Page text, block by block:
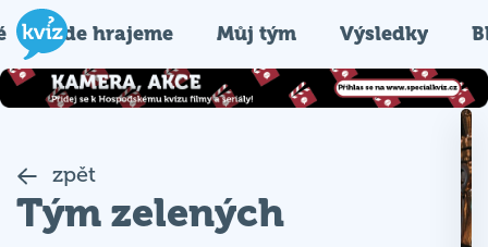
Kde hrajeme Můj tým Výsledky
zpět
Tým zelených